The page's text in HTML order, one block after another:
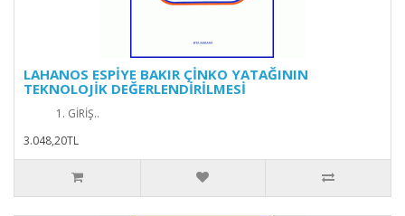
LAHANOS ESPİYE BAKIR ÇİNKO YATAĞININ
TEKNOLOJİK DEĞERLENDİRİLMESİ
1. GİRİŞ..
3.048,20TL